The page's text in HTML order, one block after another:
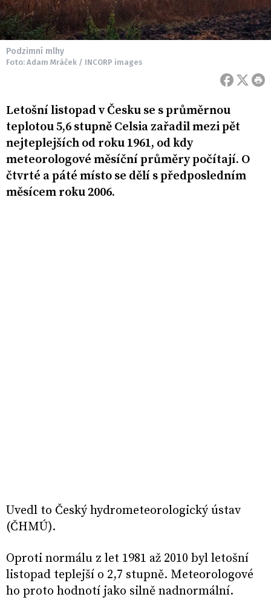
Podzimní mlhy
Foto: Adam Mráček / INCORP images
Letošní listopad v Česku se s průměrnou
teplotou 5,6 stupně Celsia zařadil mezi pět
nejteplejších od roku 1961, od kdy
meteorologové měsíční průměry počítají. O
čtvrté a páté místo se dělí s předposledním
měsícem roku 2006.
Uvedl to Český hydrometeorologický ústav
(ČHMÚ).
Oproti normálu z let 1981 až 2010 byl letošní
listopad teplejší o 2,7 stupně. Meteorologové
ho proto hodnotí jako silně nadnormální.